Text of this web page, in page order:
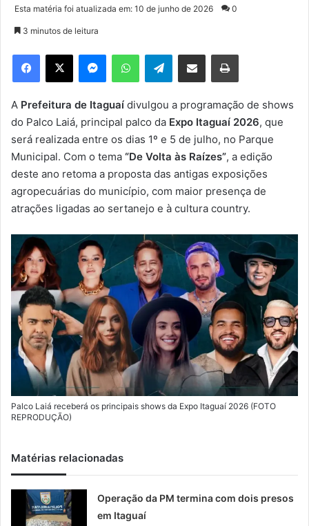
e
m
e
-
m
a
Esta matéria foi atualizada em: 10 de junho de 2026 0
3 minutos de leitura
Telegram
A Prefeitura de Itaguaí divulgou a programação de shows
do Palco Laiá, principal palco da Expo Itaguaí 2026, que
será realizada entre os dias 1º e 5 de julho, no Parque
Municipal. Com o tema “De Volta às Raízes”, a edição
deste ano retoma a proposta das antigas exposições
agropecuárias do município, com maior presença de
atrações ligadas ao sertanejo e à cultura country.
Palco Laiá receberá os principais shows da Expo Itaguaí 2026 (FOTO
REPRODUÇÃO)
Matérias relacionadas
Operação da PM termina com dois presos
em Itaguaí